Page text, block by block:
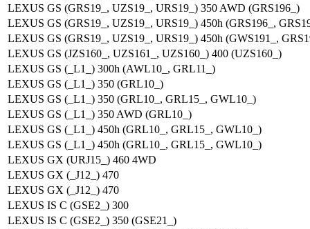
LEXUS GS (GRS19_, UZS19_, URS19_) 350 AWD (GRS196_)
LEXUS GS (GRS19_, UZS19_, URS19_) 450h (GRS196_,
LEXUS GS (GRS19_, UZS19_, URS19_) 450h (GWS191_,
LEXUS GS (JZS160_, UZS161_, UZS160_) 400 (UZS160_)
LEXUS GS (_L1_) 300h (AWL10_, GRL11_)
LEXUS GS (_L1_) 350 (GRL10_)
LEXUS GS (_L1_) 350 (GRL10_, GRL15_, GWL10_)
LEXUS GS (_L1_) 350 AWD (GRL10_)
LEXUS GS (_L1_) 450h (GRL10_, GRL15_, GWL10_)
LEXUS GS (_L1_) 450h (GRL10_, GRL15_, GWL10_)
LEXUS GX (URJ15_) 460 4WD
LEXUS GX (_J12_) 470
LEXUS GX (_J12_) 470
LEXUS IS C (GSE2_) 300
LEXUS IS C (GSE2_) 350 (GSE21_)